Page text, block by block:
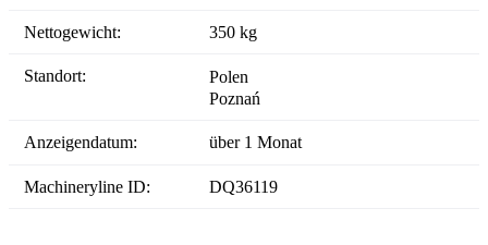
Nettogewicht: 350 kg
Standort:
Polen
Poznań
Anzeigendatum: über 1 Monat
Machineryline ID: DQ36119